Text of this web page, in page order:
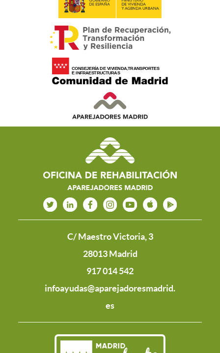
C/ Maestro Victoria, 3
28013 Madrid
917 014 542
infoayudas@aparejadoresmadrid.
es